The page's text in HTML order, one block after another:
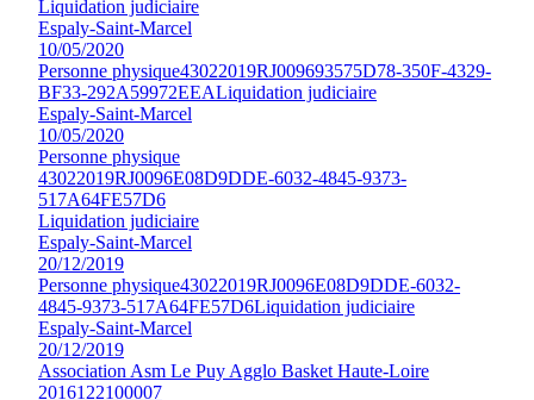
Liquidation judiciaire
Espaly-Saint-Marcel
10/05/2020
Personne physique43022019RJ009693575D78-350F-4329-
BF33-292A59972EEALiquidation judiciaire
Espaly-Saint-Marcel
10/05/2020
Personne physique
43022019RJ0096E08D9DDE-6032-4845-9373-
517A64FE57D6
Liquidation judiciaire
Espaly-Saint-Marcel
20/12/2019
Personne physique43022019RJ0096E08D9DDE-6032-
4845-9373-517A64FE57D6Liquidation judiciaire
Espaly-Saint-Marcel
20/12/2019
Association Asm Le Puy Agglo Basket Haute-Loire
2016122100007